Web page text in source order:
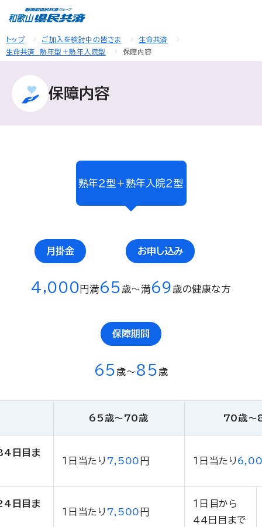
トップ ご加入を検討中の皆さま
生命共済
生命共済 熟年型＋熟年入院型
保障内容
保障内容
熟年２型＋熟年入院２型
月掛金
4,000 円
お申し込み
満65 歳〜満69 歳の健康な方
保障期間
65 歳〜85 歳
65歳〜70歳 70歳〜
日目ま
１日当たり 7,500 円 １日当たり
日目ま
１日当たり 7,500 円
１日目から
44日目まで